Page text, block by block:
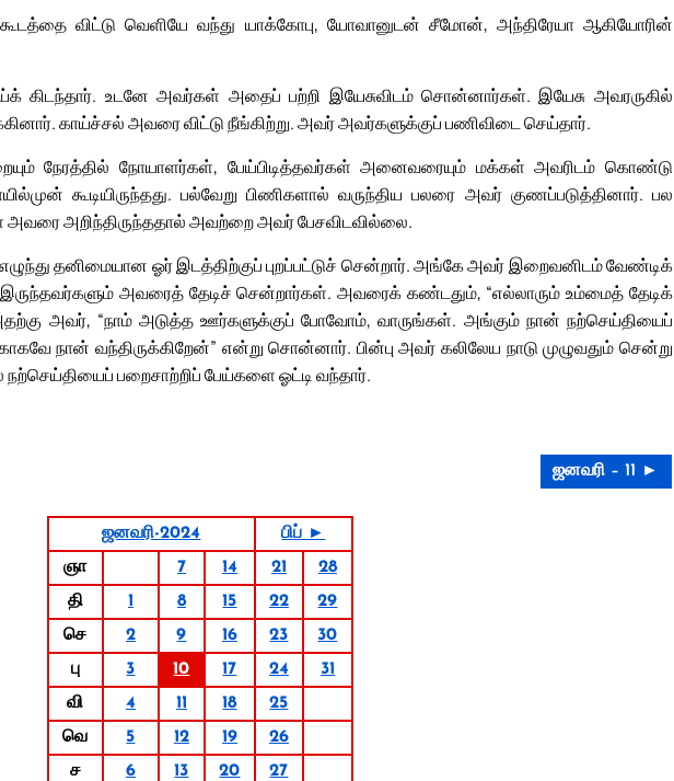
விட்டு வெளியே வந்து யாக்கோபு, யோவானுடன் சீமோன், அந்திரேயா ஆகியோரின்
கிடந்தார். உடனே அவர்கள் அதைப் பற்றி இயேசுவிடம் சொன்னார்கள். இயேசு அவரருகில்
காய்ச்சல் அவரை விட்டு நீங்கிற்று. அவர் அவர்களுக்குப் பணிவிடை செய்தார்.
நேரத்தில் நோயாளர்கள், பேய்பிடித்தவர்கள் அனைவரையும் மக்கள் அவரிடம் கொண்டு
கூடியிருந்தது. பல்வேறு பிணிகளால் வருந்திய பலரை அவர் குணப்படுத்தினார். பல
அவரை அறிந்திருந்ததால் அவற்றை அவர் பேசவிடவில்லை.
எழுந்து தனிமையான ஓர் இடத்திற்குப் புறப்பட்டுச் சென்றார். அங்கே அவர் இறைவனிடம் வேண்டிக்
அவரைத் தேடிச் சென்றார்கள். அவரைக் கண்டதும், “எல்லாரும் உம்மைத் தேடிக்
அவர், “நாம் அடுத்த ஊர்களுக்குப் போவோம், வாருங்கள். அங்கும் நான் நற்செய்தியைப்
நான் வந்திருக்கிறேன்” என்று சொன்னார். பின்பு அவர் கலிலேய நாடு முழுவதும் சென்று
பறைசாற்றிப் பேய்களை ஓட்டி வந்தார்.
ஜனவரி – 11 ►
ஜனவரி-2024
பிப் ►
ஞா
7 14 21
28
தி
1 8 15 22
29
செ
2 9 16 23
30
பு
3 10 17 24
31
வி
4 11 18
25
வெ
5 12 19
26
ச
6 13 20
27